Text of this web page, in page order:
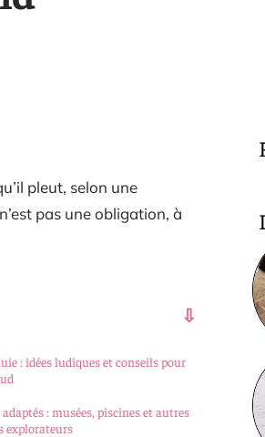
pleut, selon une
pas une obligation, à
: idées ludiques et conseils pour
: musées, piscines et autres
explorateurs